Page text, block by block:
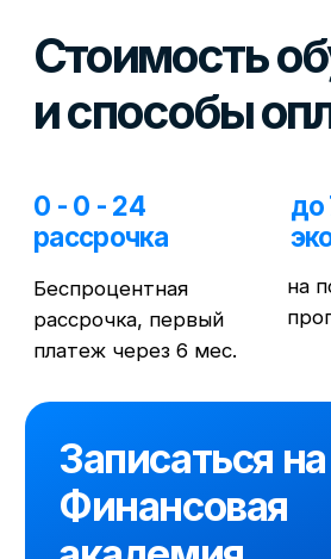
О SF Education
Наши эксперты
Правовая информация
Контакты
Сведения об образовательной организации
О нас